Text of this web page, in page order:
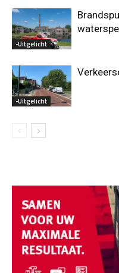
-Uitgelicht
-Uitgelicht